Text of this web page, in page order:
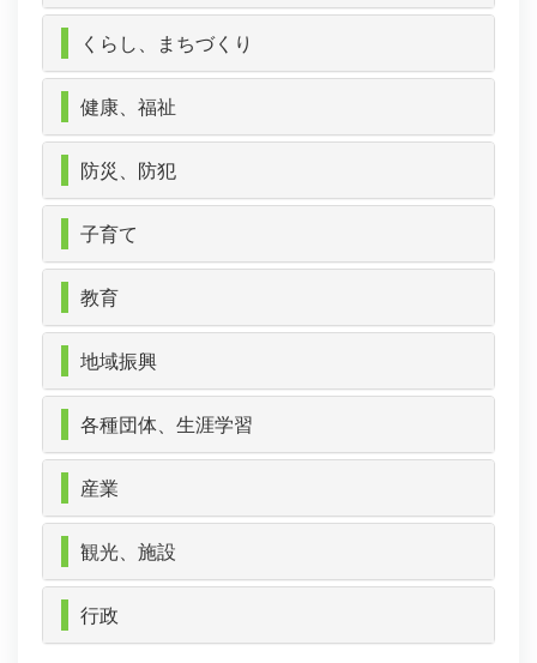
くらし、まちづくり
健康、福祉
防災、防犯
子育て
教育
地域振興
各種団体、生涯学習
産業
観光、施設
行政